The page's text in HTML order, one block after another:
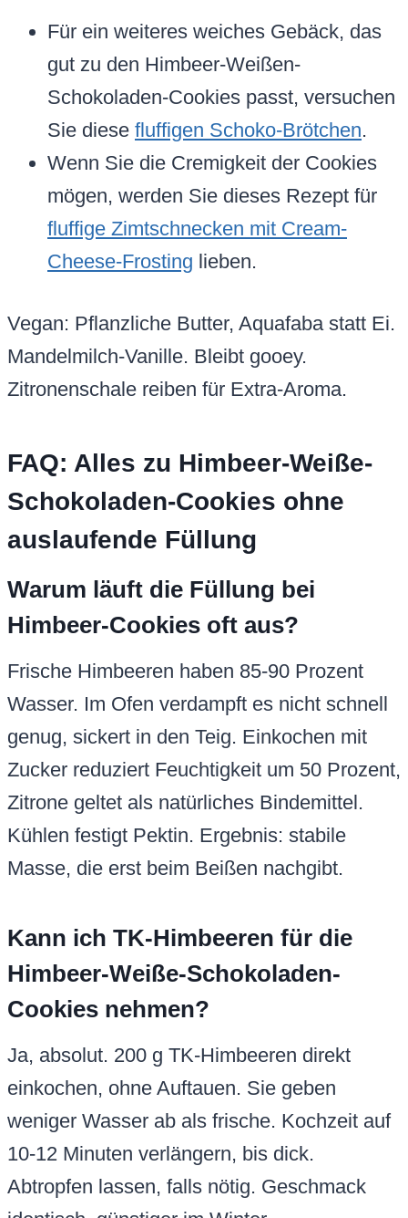
Für ein weiteres weiches Gebäck, das
gut zu den Himbeer-Weißen-
Schokoladen-Cookies passt, versuchen
Sie diese fluffigen Schoko-Brötchen.
Wenn Sie die Cremigkeit der Cookies
mögen, werden Sie dieses Rezept für
fluffige Zimtschnecken mit Cream-
Cheese-Frosting lieben.
Vegan: Pflanzliche Butter, Aquafaba statt Ei.
Mandelmilch-Vanille. Bleibt gooey.
Zitronenschale reiben für Extra-Aroma.
FAQ: Alles zu Himbeer-Weiße-
Schokoladen-Cookies ohne
auslaufende Füllung
Warum läuft die Füllung bei
Himbeer-Cookies oft aus?
Frische Himbeeren haben 85-90 Prozent
Wasser. Im Ofen verdampft es nicht schnell
genug, sickert in den Teig. Einkochen mit
Zucker reduziert Feuchtigkeit um 50 Prozent,
Zitrone geltet als natürliches Bindemittel.
Kühlen festigt Pektin. Ergebnis: stabile
Masse, die erst beim Beißen nachgibt.
Kann ich TK-Himbeeren für die
Himbeer-Weiße-Schokoladen-
Cookies nehmen?
Ja, absolut. 200 g TK-Himbeeren direkt
einkochen, ohne Auftauen. Sie geben
weniger Wasser ab als frische. Kochzeit auf
10-12 Minuten verlängern, bis dick.
Abtropfen lassen, falls nötig. Geschmack